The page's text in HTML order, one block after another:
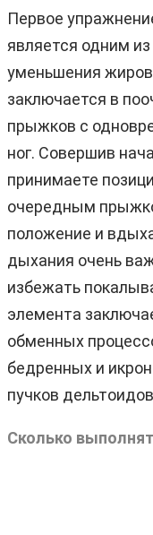
Первое
является одним
уменьшения
заключается в
прыжков с
ног. Совершив
принимаете
очередным
положение и
дыхания очень
избежать
элемента
обменных
бедренных и
пучков
Сколько